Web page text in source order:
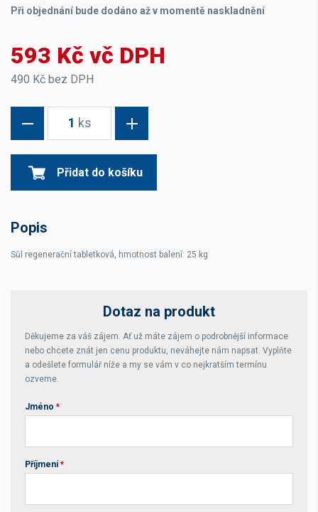
Při objednání bude dodáno až v momentě naskladnění
593 Kč vč DPH
490 Kč bez DPH
1 ks
Přidat do košíku
Popis
Sůl regenerační tabletková, hmotnost balení: 25 kg
Dotaz na produkt
Děkujeme za váš zájem. Ať už máte zájem o podrobnější informace
nebo chcete znát jen cenu produktu, neváhejte nám napsat. Vyplňte
a odešlete formulář níže a my se vám v co nejkratším termínu
ozveme.
Jméno *
Příjmení *